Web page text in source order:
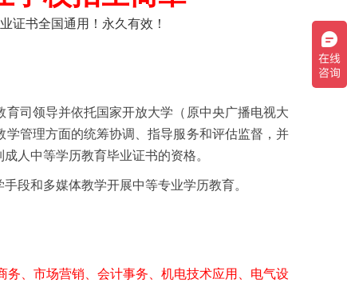
证书全国通用！永久有效！
司领导并依托国家开放大学（原中央广播电视大
管理方面的统筹协调、指导服务和评估监督，并
人中等学历教育毕业证书的资格。
和多媒体教学开展中等专业学历教育。
、市场营销、会计事务、机电技术应用、电气设